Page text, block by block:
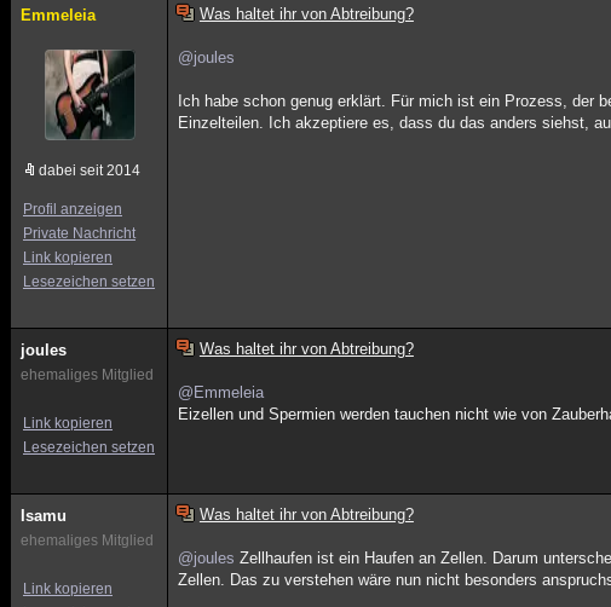
Emmeleia
dabei seit 2014
Profil anzeigen
Private Nachricht
Link kopieren
Lesezeichen setzen
Was haltet ihr von Abtreibung?
@joules
Ich habe schon genug erklärt. Für mich ist ein Prozess, der
Einzelteilen. Ich akzeptiere es, dass du das anders siehst,
joules
ehemaliges Mitglied
Link kopieren
Lesezeichen setzen
Was haltet ihr von Abtreibung?
@Emmeleia
Eizellen und Spermien werden tauchen nicht wie von
Isamu
ehemaliges Mitglied
Link kopieren
Was haltet ihr von Abtreibung?
@joules Zellhaufen ist ein Haufen an Zellen. Darum
Zellen. Das zu verstehen wäre nun nicht besonders